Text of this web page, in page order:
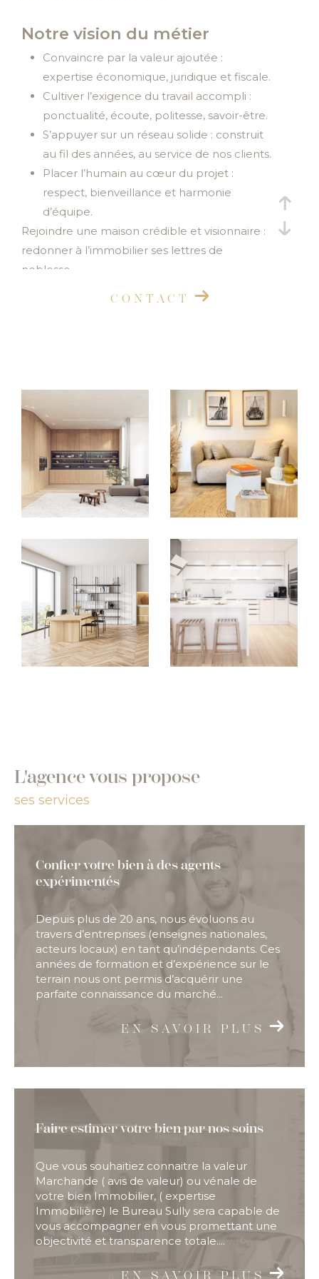
Notre vision du métier
Convaincre par la valeur ajoutée :
expertise économique, juridique et fiscale.
Cultiver l’exigence du travail accompli :
ponctualité, écoute, politesse, savoir-être.
S’appuyer sur un réseau solide : construit
au fil des années, au service de nos clients.
Placer l’humain au cœur du projet :
respect, bienveillance et harmonie
d’équipe.
Rejoindre une maison crédible et visionnaire :
redonner à l’immobilier ses lettres de
noblesse.
CONTACT
L'agence vous propose
ses services
Confier votre bien à des agents
expérimentés
Depuis plus de 20 ans, nous évoluons au
travers d’entreprises (enseignes nationales,
acteurs locaux) en tant qu’indépendants. Ces
années de formation et d’expérience sur le
terrain nous ont permis d’acquérir une
parfaite connaissance du marché...
EN SAVOIR PLUS
Faire estimer votre bien par nos soins
Que vous souhaitiez connaitre la valeur
Marchande ( avis de valeur) ou vénale de
votre bien Immobilier, ( expertise
Immobilière) le Bureau Sully sera capable de
vous accompagner en vous promettant une
objectivité et transparence totale....
EN SAVOIR PLUS
Surface
Pièces
Pièces
Référence
AFFINER LES CRITÈRES
TERRASSE PARKING
FILTRER PAR
RECHERCHER